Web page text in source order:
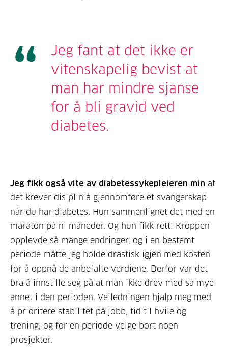
Jeg fant at det ikke er
vitenskapelig bevist at
man har mindre sjanse
for å bli gravid ved
diabetes.
Jeg fikk også vite av diabetessykepleieren min at
det krever disiplin å gjennomføre et svangerskap
når du har diabetes. Hun sammenlignet det med en
maraton på ni måneder. Og hun fikk rett! Kroppen
opplevde så mange endringer, og i en bestemt
periode måtte jeg holde drastisk igjen med kosten
for å oppnå de anbefalte verdiene. Derfor var det
bra å innstille seg på at man ikke drev med så mye
annet i den perioden. Veiledningen hjalp meg med
å prioritere stabilitet på jobb, tid til hvile og
trening, og for en periode velge bort noen
prosjekter.